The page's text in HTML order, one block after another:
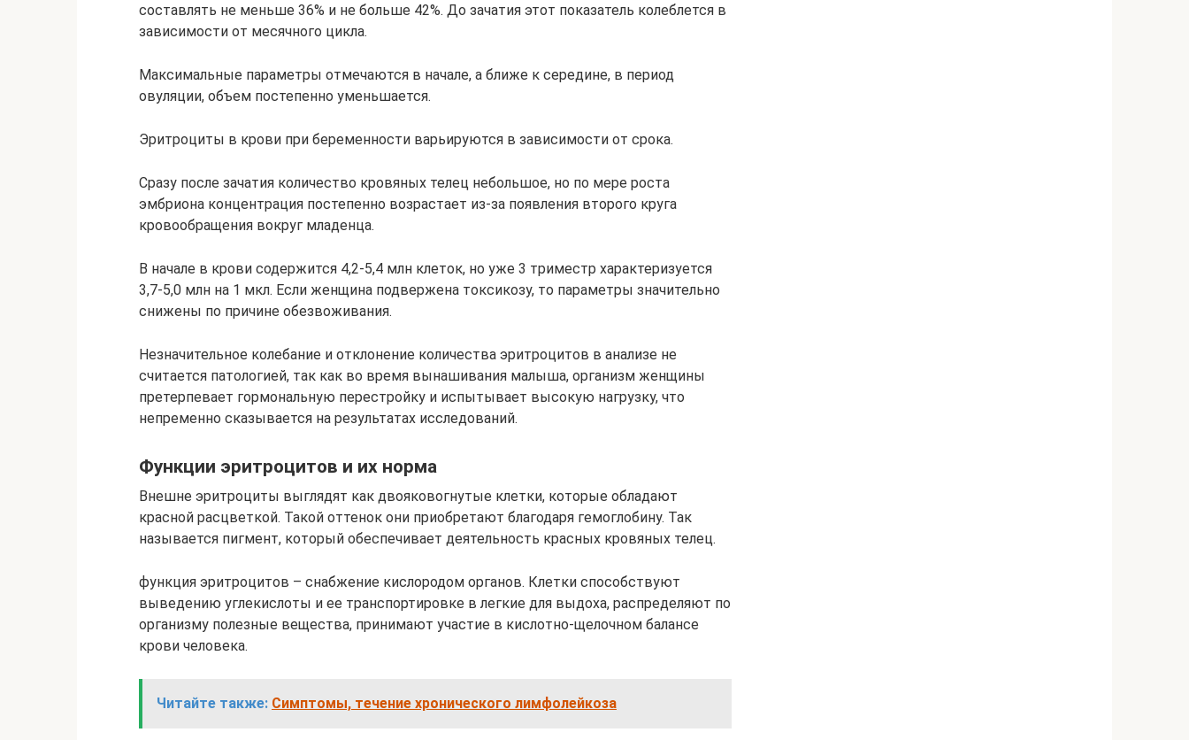
составлять не меньше 36% и не больше 42%. До зачатия этот показатель колеблется в
зависимости от месячного цикла.
Максимальные параметры отмечаются в начале, а ближе к середине, в период
овуляции, объем постепенно уменьшается.
Эритроциты в крови при беременности варьируются в зависимости от срока.
Сразу после зачатия количество кровяных телец небольшое, но по мере роста
эмбриона концентрация постепенно возрастает из-за появления второго круга
кровообращения вокруг младенца.
В начале в крови содержится 4,2-5,4 млн клеток, но уже 3 триместр характеризуется
3,7-5,0 млн на 1 мкл. Если женщина подвержена токсикозу, то параметры значительно
снижены по причине обезвоживания.
Незначительное колебание и отклонение количества эритроцитов в анализе не
считается патологией, так как во время вынашивания малыша, организм женщины
претерпевает гормональную перестройку и испытывает высокую нагрузку, что
непременно сказывается на результатах исследований.
Функции эритроцитов и их норма
Внешне эритроциты выглядят как двояковогнутые клетки, которые обладают
красной расцветкой. Такой оттенок они приобретают благодаря гемоглобину. Так
называется пигмент, который обеспечивает деятельность красных кровяных телец.
функция эритроцитов – снабжение кислородом органов. Клетки способствуют
выведению углекислоты и ее транспортировке в легкие для выдоха, распределяют по
организму полезные вещества, принимают участие в кислотно-щелочном балансе
крови человека.
Читайте также: Симптомы, течение хронического лимфолейкоза